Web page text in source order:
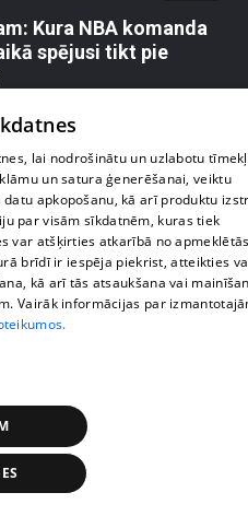
Kura NBA komanda
spējusi tikt pie
Ar kādu rezultātu
spēle?
lai nodrošinātu un uzlabotu
un satura ģenerēšanai, veiktu
apkopošanu, kā arī produktu
par visām sīkdatnēm, kuras tiek
var atšķirties atkarībā no
brīdī ir iespēja piekrist, atteikties
kā arī tās atsaukšana vai
Vairāk informācijas par